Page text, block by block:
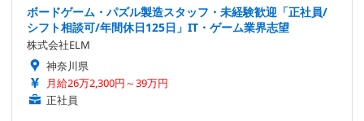
ボードゲーム・パズル製造スタッフ・未経験歓迎「正社員/
シフト相談可/年間休日125日」IT・ゲーム業界志望
株式会社ELM
神奈川県
月給26万2,300円～39万円
正社員